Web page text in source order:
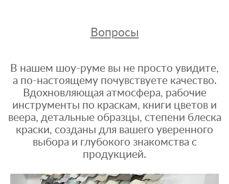
Вопросы
В нашем шоу-руме вы не просто увидите,
а по-настоящему почувствуете качество.
Вдохновляющая атмосфера, рабочие
инструменты по краскам, книги цветов и
веера, детальные образцы, степени блеска
краски, созданы для вашего уверенного
выбора и глубокого знакомства с
продукцией.